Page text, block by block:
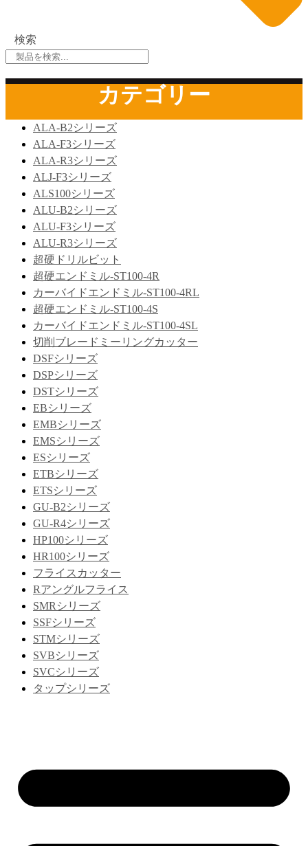
検索
カテゴリー
ALA-B2シリーズ
ALA-F3シリーズ
ALA-R3シリーズ
ALJ-F3シリーズ
ALS100シリーズ
ALU-B2シリーズ
ALU-F3シリーズ
ALU-R3シリーズ
超硬ドリルビット
超硬エンドミル-ST100-4R
カーバイドエンドミル-ST100-4RL
超硬エンドミル-ST100-4S
カーバイドエンドミル-ST100-4SL
切削ブレードミーリングカッター
DSFシリーズ
DSPシリーズ
DSTシリーズ
EBシリーズ
EMBシリーズ
EMSシリーズ
ESシリーズ
ETBシリーズ
ETSシリーズ
GU-B2シリーズ
GU-R4シリーズ
HP100シリーズ
HR100シリーズ
フライスカッター
Rアングルフライス
SMRシリーズ
SSFシリーズ
STMシリーズ
SVBシリーズ
SVCシリーズ
タップシリーズ